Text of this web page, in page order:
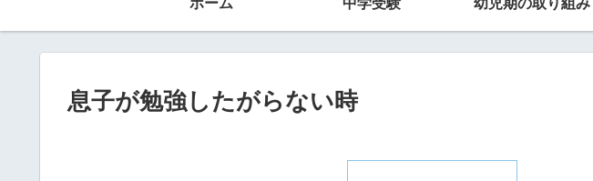
息子が勉強したがらない時